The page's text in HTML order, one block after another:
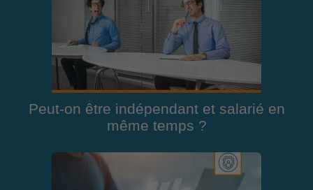
Peut-on être indépendant et salarié en
même temps ?